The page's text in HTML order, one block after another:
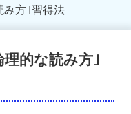
み方｣習得法
理的な読み方｣